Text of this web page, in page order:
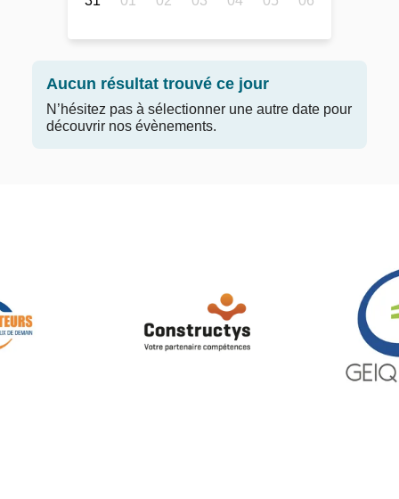
Aucun résultat trouvé ce jour
N’hésitez pas à sélectionner une autre date pour
découvrir nos évènements.